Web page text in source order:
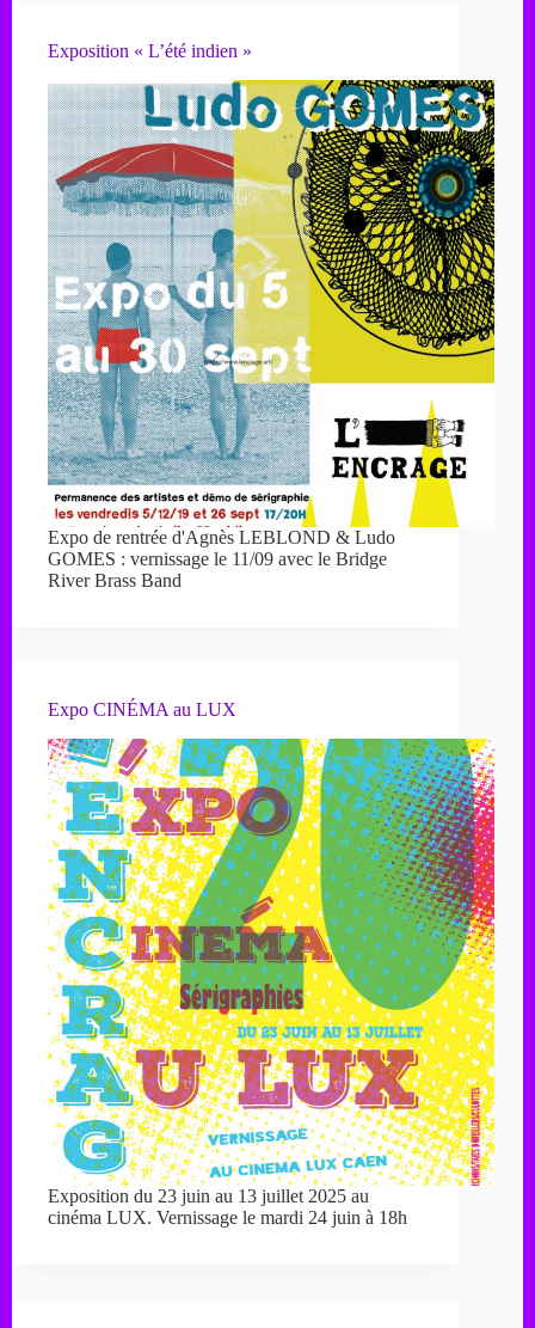
Exposition « L’été indien »
Expo de rentrée d'Agnès LEBLOND & Ludo
GOMES : vernissage le 11/09 avec le Bridge
River Brass Band
Expo CINÉMA au LUX
Exposition du 23 juin au 13 juillet 2025 au
cinéma LUX. Vernissage le mardi 24 juin à 18h